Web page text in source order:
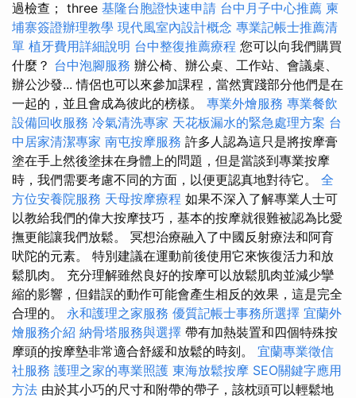
過檢查； three 基隆台胞證快速申請 台中月子中心推薦 柬
埔寨簽證辦理教學 現代風室內設計概念 專業記帳士推薦清
單 植牙費用詳細說明 台中整復推薦療程 您可以向我們購買
什麼？ 台中泡腳服務 辦公椅、辦公桌、工作站、會議桌、
辦公沙發... 情侶也可以來參加課程，當然實踐部分他們是在
一起的，並且會成為彼此的榜樣。 專業外燴服務 專業餐飲
設備回收服務 冷氣清洗專家 天花板漏水的緊急處理方案 台
中居家清潔專家 南屯按摩服務 許多人認為這只是將按摩膏
塗在手上然後塗抹在身體上的問題，但是當談到專業按摩
時，我們需要考慮不同的方面，以便更認真地對待它。 全
方位安養院服務 天母按摩療程 如果不深入了解專業人士可
以教給我們的偉大按摩技巧，基本的按摩就很難被認為比愛
撫更能讓我們放鬆。 冥想治療融入了中國反射療法和阿育
吠陀的元素。 特別建議在運動前後使用它來恢復活力和放
鬆肌肉。 充分理解雖然良好的按摩可以放鬆肌肉並減少攣
縮的影響，但錯誤的動作可能會產生相反的效果，這是完全
合理的。 永和護理之家服務 優質記帳士事務所選擇 宜蘭外
燴服務介紹 納骨塔服務與選擇 帶有加熱裝置和四個特殊按
摩頭的按摩墊非常適合舒緩和放鬆的時刻。 宜蘭專業徵信
社服務 護理之家的專業照護 東海放鬆按摩 SEO關鍵字應用
方法 由於其小巧的尺寸和附帶的帶子，該枕頭可以輕鬆地